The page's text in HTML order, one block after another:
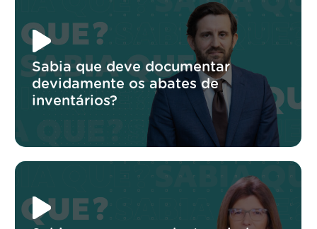
Sabia que deve documentar
devidamente os abates de
inventários?